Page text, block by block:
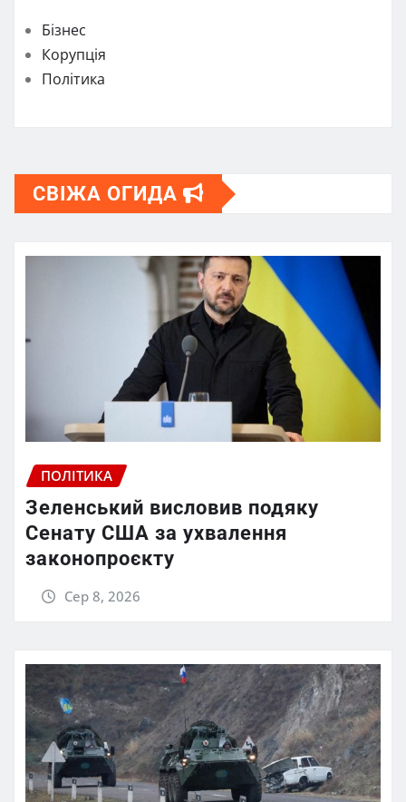
Бізнес
Корупція
Політика
СВІЖА ОГИДА
ПОЛІТИКА
Зеленський висловив подяку
Сенату США за ухвалення
законопроєкту
Сер 8, 2026